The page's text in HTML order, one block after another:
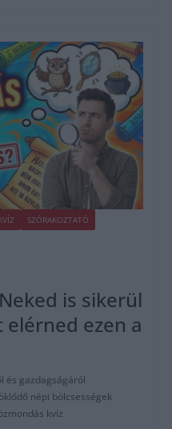
SZÓRAKOZTATÓ
is sikerül
ezen a
és gazdagságáról
népi bölcsességek
kvíz